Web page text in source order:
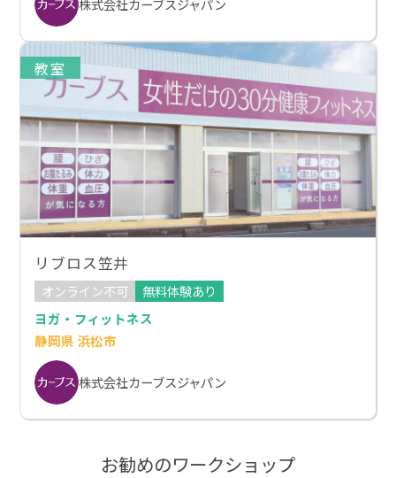
株式会社カーブスジャパン
教室
リブロス笠井
オンライン不可
無料体験あり
ヨガ・フィットネス
静岡県 浜松市
株式会社カーブスジャパン
お勧めのワークショップ